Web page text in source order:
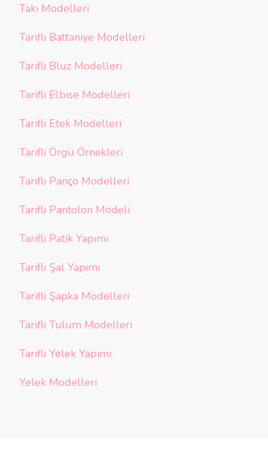
Takı Modelleri
Tarifli Battaniye Modelleri
Tarifli Bluz Modelleri
Tarifli Elbise Modelleri
Tarifli Etek Modelleri
Tarifli Örgü Örnekleri
Tarifli Panço Modelleri
Tarifli Pantolon Modeli
Tarifli Patik Yapımı
Tarifli Şal Yapımı
Tarifli Şapka Modelleri
Tarifli Tulum Modelleri
Tarifli Yelek Yapımı
Yelek Modelleri